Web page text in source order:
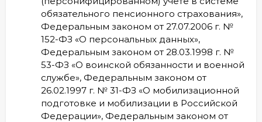
обязательного пенсионного страхования»,
Федеральным законом от 27.07.2006 г. №
152-ФЗ «О персональных данных»,
Федеральным законом от 28.03.1998 г. №
53-ФЗ «О воинской обязанности и военной
службе», Федеральным законом от
26.02.1997 г. № 31-ФЗ «О мобилизационной
подготовке и мобилизации в Российской
Федерации», Федеральным законом от